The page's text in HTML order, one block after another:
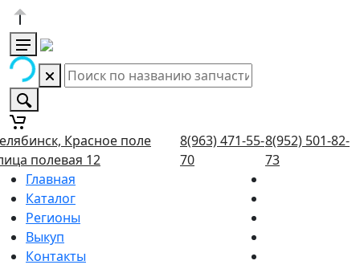
Красное поле
полевая 12
8(963) 471-55-
70
8(952) 501-82-
73
Главная
Каталог
Регионы
Выкуп
Контакты